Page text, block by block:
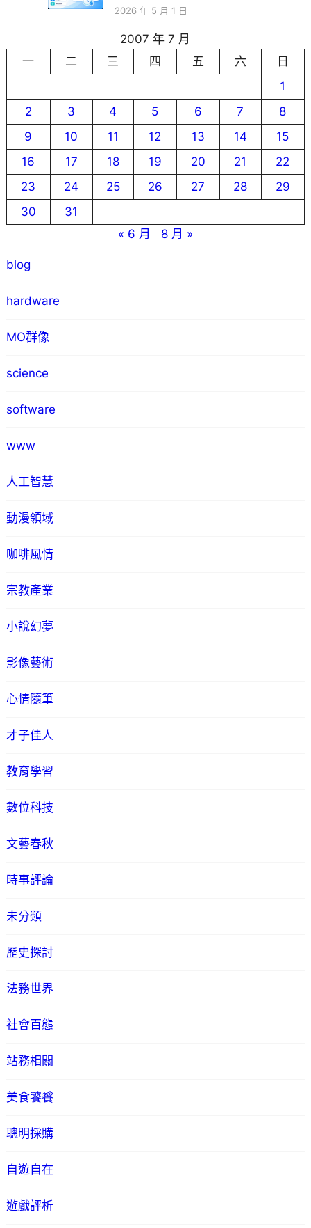
2026 年 5 月 1 日
2007 年 7 月
一
二 三 四 五 六
日
1
2
3 4 5 6 7
8
9
10 11 12 13 14
15
16
17 18 19 20 21
22
23
24 25 26 27 28
29
30
31
« 6 月
8 月 »
blog
hardware
MO群像
science
software
www
人工智慧
動漫領域
咖啡風情
宗教產業
小說幻夢
影像藝術
心情隨筆
才子佳人
教育學習
數位科技
文藝春秋
時事評論
未分類
歷史探討
法務世界
社會百態
站務相關
美食饕餮
聰明採購
自遊自在
遊戲評析